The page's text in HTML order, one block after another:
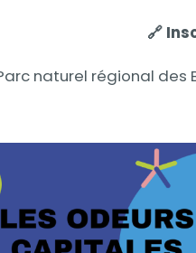
🔗
naturel régional des